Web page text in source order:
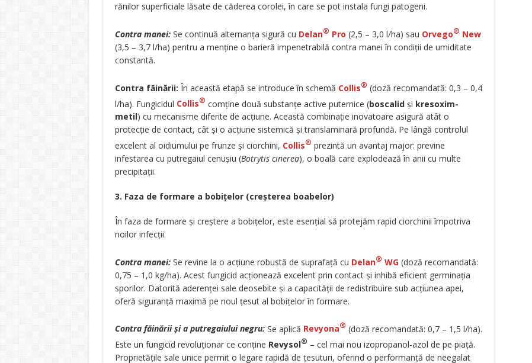
rănilor superficiale lăsate de căderea corolei, în care se pot instala fungi patogeni.
Contra manei:Se continuă alternanța sigură cu Delan® Pro (2,5 – 3,0 l/ha) sau Orvego® New
(3,5 – 3,7 l/ha) pentru a menține o barieră impenetrabilă contra manei în condiții de umiditate
constantă.
Contra făinării: În această etapă se introduce în schemă Collis® (doză recomandată: 0,3 – 0,4
l/ha). Fungicidul Collis® comține două substanțe active puternice (boscalidși kresoxim-
metil) cu mecanisme diferite de acțiune. Această combinație inovatoare asigură atât o
protecție de contact, cât și o acțiune sistemică și translaminară profundă. Pe lângă controlul
excelent al oidiumului pe frunze și ciorchini, Collis® prezintă un avantaj major: previne
infestarea cu putregaiul cenușiu (Botrytis cinerea), o boală care explodează în anii cu multe
precipitații.
3. Faza de formare a bobițelor (creșterea boabelor)
În faza de formare și creștere a bobițelor, este esențial să protejăm rapid ciorchinii împotriva
noilor infecții.
Contra manei:Se revine la o acțiune robustă de suprafață cu Delan® WG(doză recomandată:
0,75 – 1,0 kg/ha). Acest fungicid acționează excelent prin contact și inhibă eficient germinația
sporilor. Datorită aderenței sale deosebite și a capacității de redistribuire sub acțiunea apei,
oferă siguranță maximă pe noul țesut al bobițelor în formare.
Contra făinării și a putregaiului negru:Se aplică Revyona® (doză recomandată: 0,7 – 1,5 l/ha).
Este un fungicid revoluționar ce conține Revysol® – cel mai nou izopropanol-azol de pe piață.
Proprietățile sale unice permit o legare rapidă de țesuturi, oferind o performanță de neegalat